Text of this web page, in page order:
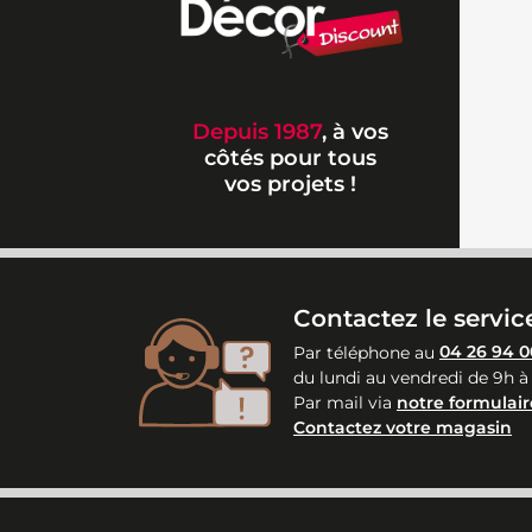
Depuis 1987, à vos
côtés pour tous
vos projets !
Contactez le
Par téléphone au 04 26 94
du lundi au vendredi de 9h à
Par mail via notre
Contactez votre magasin